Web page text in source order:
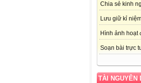
Chia sẻ kinh
Lưu giữ kỉ
Hình ảnh hoạt
Soạn bài trực
TÀI NGUYÊN